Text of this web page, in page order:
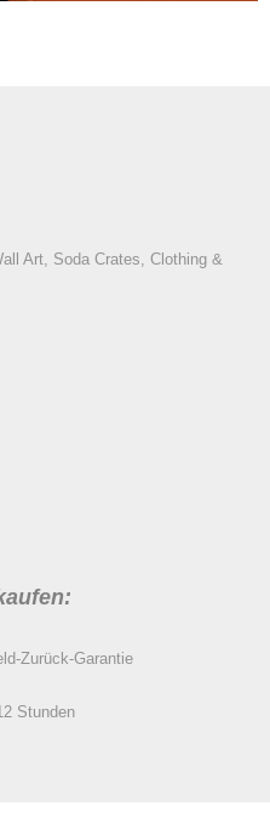
Art, Soda Crates, Clothing &
Zurück-Garantie
Stunden